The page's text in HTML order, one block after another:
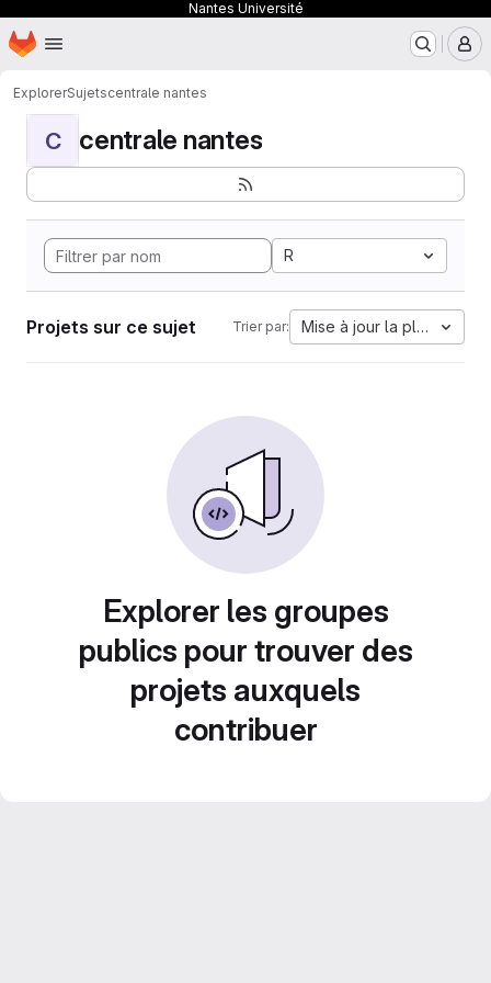
Nantes Université
Passer au contenu principal
Page d'accueil
ExplorerSujetscentrale nantes
C centrale nantes
R
Projets sur ce sujet Trier par: Mise à jour la plus
Explorer les groupes
publics pour trouver des
projets auxquels
contribuer